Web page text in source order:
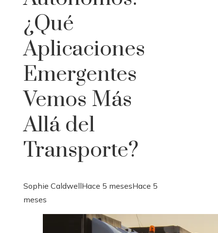
¿Qué
Aplicaciones
Emergentes
Vemos Más
Allá del
Transporte?
Sophie CaldwellHace 5 mesesHace 5
meses